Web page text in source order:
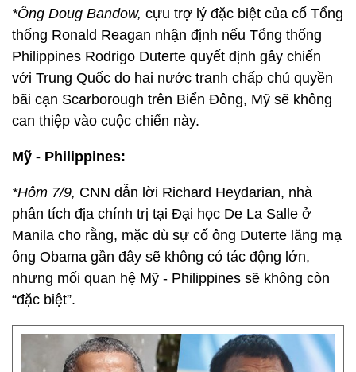
*Ông Doug Bandow, cựu trợ lý đặc biệt của cố Tổng
thống Ronald Reagan nhận định nếu Tổng thống
Philippines Rodrigo Duterte quyết định gây chiến
với Trung Quốc do hai nước tranh chấp chủ quyền
bãi cạn Scarborough trên Biển Đông, Mỹ sẽ không
can thiệp vào cuộc chiến này.
Mỹ - Philippines:
*Hôm 7/9, CNN dẫn lời Richard Heydarian, nhà
phân tích địa chính trị tại Đại học De La Salle ở
Manila cho rằng, mặc dù sự cố ông Duterte lăng mạ
ông Obama gần đây sẽ không có tác động lớn,
nhưng mối quan hệ Mỹ - Philippines sẽ không còn
“đặc biệt”.